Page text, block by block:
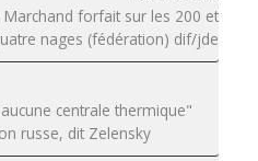
forfait sur les 200 et
nages (fédération) dif/jde
centrale thermique"
russe, dit Zelensky